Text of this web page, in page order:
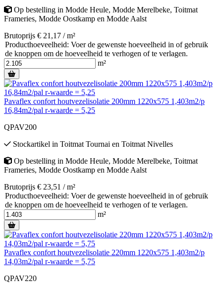
Op bestelling in Modde Heule, Modde Merelbeke, Toitmat
Frameries, Modde Oostkamp en Modde Aalst
Brutoprijs € 21,17 / m²
Producthoeveelheid: Voer de gewenste hoeveelheid in of gebruik
de knoppen om de hoeveelheid te verhogen of te verlagen.
m²
Pavaflex confort houtvezelisolatie 200mm 1220x575 1,403m2/p
16,84m2/pal r-waarde = 5,25
QPAV200
Stockartikel in Toitmat Tournai en Toitmat Nivelles
Op bestelling in Modde Heule, Modde Merelbeke, Toitmat
Frameries, Modde Oostkamp en Modde Aalst
Brutoprijs € 23,51 / m²
Producthoeveelheid: Voer de gewenste hoeveelheid in of gebruik
de knoppen om de hoeveelheid te verhogen of te verlagen.
m²
Pavaflex confort houtvezelisolatie 220mm 1220x575 1,403m2/p
14,03m2/pal r-waarde = 5,75
QPAV220